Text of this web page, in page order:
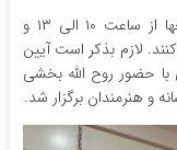
علاقمندان می توانند در روزهای یاد شده صبحها از ساعت ۱۰ الی ۱۳ و
دیدن کنند. لازم بذکر است آیین
حضور روح الله بخشی
و هنرمندان برگزار شد.